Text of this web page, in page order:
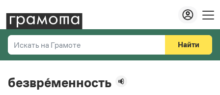
Искать на Грамоте
Справочная служба
Найти
безвре́менность